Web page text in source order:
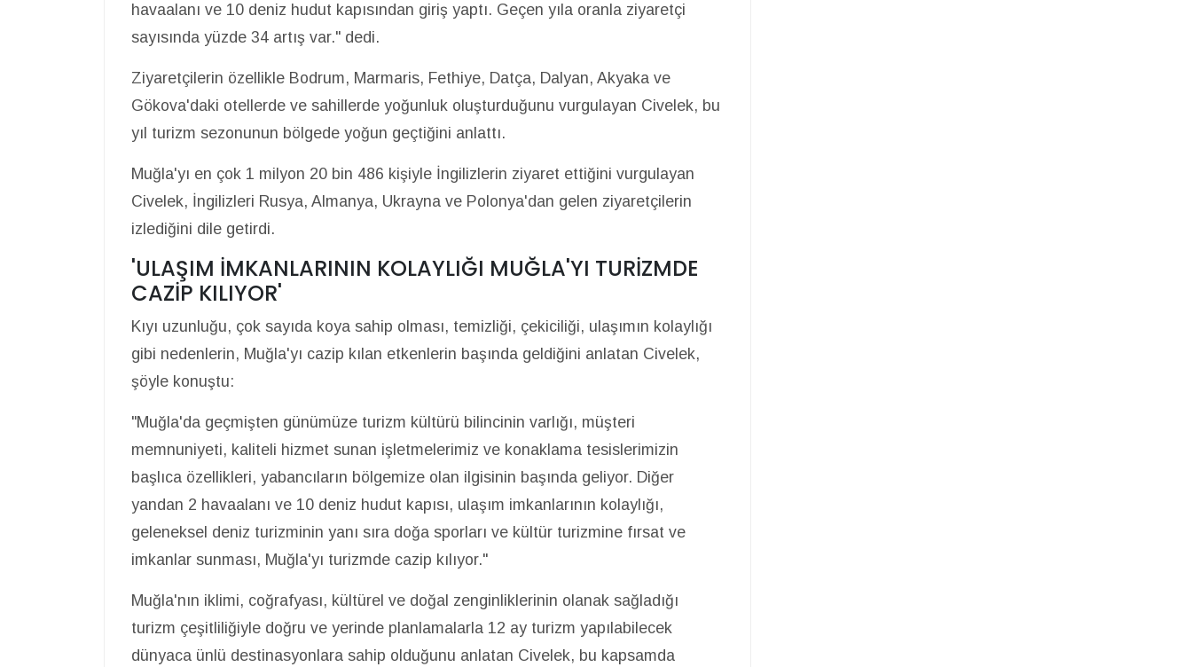
havaalanı ve 10 deniz hudut kapısından giriş yaptı. Geçen yıla oranla ziyaretçi
sayısında yüzde 34 artış var." dedi.
Ziyaretçilerin özellikle Bodrum, Marmaris, Fethiye, Datça, Dalyan, Akyaka ve
Gökova'daki otellerde ve sahillerde yoğunluk oluşturduğunu vurgulayan Civelek, bu
yıl turizm sezonunun bölgede yoğun geçtiğini anlattı.
Muğla'yı en çok 1 milyon 20 bin 486 kişiyle İngilizlerin ziyaret ettiğini vurgulayan
Civelek, İngilizleri Rusya, Almanya, Ukrayna ve Polonya'dan gelen ziyaretçilerin
izlediğini dile getirdi.
'ULAŞIM İMKANLARININ KOLAYLIĞI MUĞLA'YI TURİZMDE
CAZİP KILIYOR'
Kıyı uzunluğu, çok sayıda koya sahip olması, temizliği, çekiciliği, ulaşımın kolaylığı
gibi nedenlerin, Muğla'yı cazip kılan etkenlerin başında geldiğini anlatan Civelek,
şöyle konuştu:
"Muğla'da geçmişten günümüze turizm kültürü bilincinin varlığı, müşteri
memnuniyeti, kaliteli hizmet sunan işletmelerimiz ve konaklama tesislerimizin
başlıca özellikleri, yabancıların bölgemize olan ilgisinin başında geliyor. Diğer
yandan 2 havaalanı ve 10 deniz hudut kapısı, ulaşım imkanlarının kolaylığı,
geleneksel deniz turizminin yanı sıra doğa sporları ve kültür turizmine fırsat ve
imkanlar sunması, Muğla'yı turizmde cazip kılıyor."
Muğla'nın iklimi, coğrafyası, kültürel ve doğal zenginliklerinin olanak sağladığı
turizm çeşitliliğiyle doğru ve yerinde planlamalarla 12 ay turizm yapılabilecek
dünyaca ünlü destinasyonlara sahip olduğunu anlatan Civelek, bu kapsamda